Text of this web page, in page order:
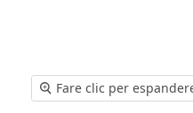
Fare clic per